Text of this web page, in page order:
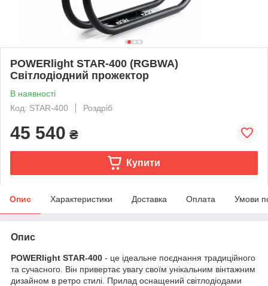
POWERlight STAR-400 (RGBWA)
Світлодіодний прожектор
В наявності
Код: STAR-400
Роздріб
45 540 ₴
Купити
Опис Характеристики Доставка Оплата Умови
Опис
POWERlight STAR-400 - це ідеальне поєднання традиційного
та сучасного. Він привертає увагу своїм унікальним вінтажним
дизайном в ретро стилі. Прилад оснащений світлодіодами